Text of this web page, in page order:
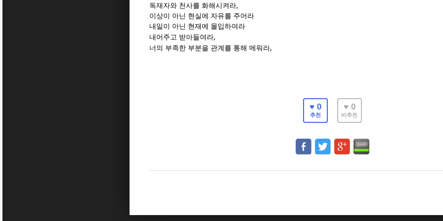
독재자와 천사를 화해시켜라,
이상이 아닌 현실에 자유를 주어라
내일이 아닌 현재에 몰입하여라
내어주고 받아들여라,
너의 부족한 부분을 관계를 통해 메워라,
♥ 0
추천
♥ 0
비추천